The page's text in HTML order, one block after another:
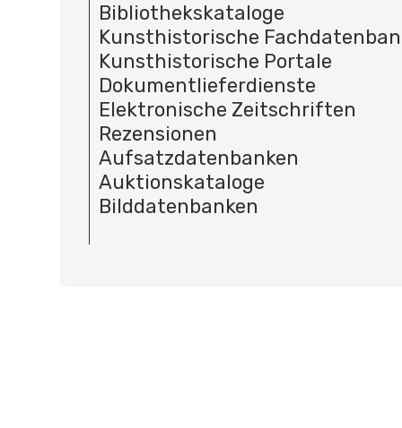
Bibliothekskataloge
Kunsthistorische
Kunsthistorische Portale
Dokumentlieferdienste
Elektronische Zeitschriften
Rezensionen
Aufsatzdatenbanken
Auktionskataloge
Bilddatenbanken